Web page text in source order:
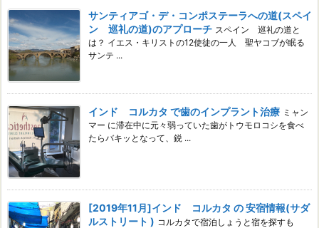
サンティアゴ・デ・コンポステーラへの道(スペイ
ン 巡礼の道)のアプローチ スペイン 巡礼の道と
は？ イエス・キリストの12使徒の一人 聖ヤコブが眠る
サンテ ...
インド コルカタ で歯のインプラント治療 ミャン
マー に滞在中に元々弱っていた歯がトウモロコシを食べ
たらバキッとなって、鋭 ...
[2019年11月]インド コルカタ の 安宿情報(サダ
ルストリート ) コルカタで宿泊しょうと宿を探すも